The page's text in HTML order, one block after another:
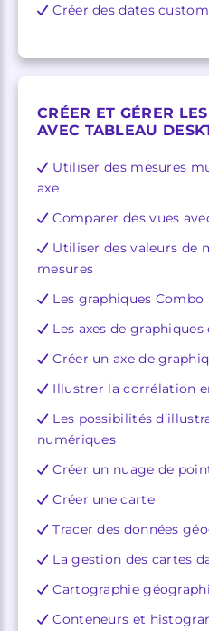
Créer des dates
CRÉER ET GÉRER
AVEC TABLEAU
Utiliser des mesures
axe
Comparer des vues
Utiliser des valeurs de
mesures
Les graphiques Combo
Les axes de
Créer un axe de
Illustrer la corrélation
Les possibilités
numériques
Créer un nuage de
Créer une carte
Tracer des données
La gestion des cartes
Cartographie
Conteneurs et